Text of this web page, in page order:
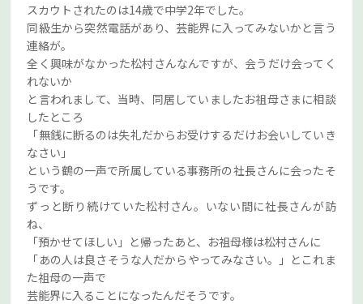
スカウトされたのは14歳で中学2年でした。
同級生から突然電話があり、芸能界に入ってみないかと言う
連絡が。
全く興味がなかった松村さんなんですが、会うだけ会ってく
れないか
と言われまして、当時、同居していましたお祖母さまに相談
したところ
「無銭に断るのは失礼だからお受けするだけお会いしていき
なさい」
という鶴の一声で所属している事務所の社長さんに会ったそ
うです。
ずっと断り続けていた松村さん。いない間に社長さんが訪
ね、
「預かせてほしい」と帰ったあと、お祖母様は松村さんに
「あの人は良さそうな人だからやってみなさい。」とこれま
た祖母の一声で
芸能界に入ることになったんだそうです。